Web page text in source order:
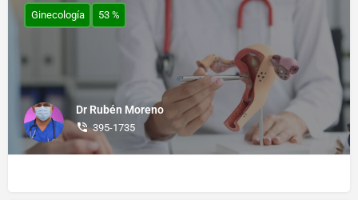
Dr Rubén Moreno
395-1735
Ginecología 53 %